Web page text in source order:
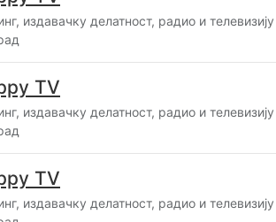
издавачку делатност, радио и телевизију
TV
издавачку делатност, радио и телевизију
TV
издавачку делатност, радио и телевизију